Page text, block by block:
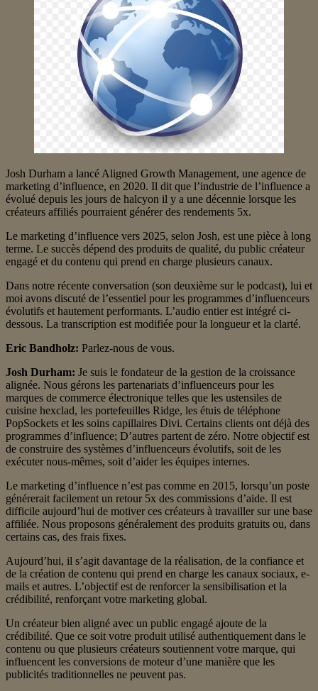
Josh Durham a lancé Aligned Growth Management, une agence de
marketing d’influence, en 2020. Il dit que l’industrie de l’influence a
évolué depuis les jours de halcyon il y a une décennie lorsque les
créateurs affiliés pourraient générer des rendements 5x.
Le marketing d’influence vers 2025, selon Josh, est une pièce à long
terme. Le succès dépend des produits de qualité, du public créateur
engagé et du contenu qui prend en charge plusieurs canaux.
Dans notre récente conversation (son deuxième sur le podcast), lui et
moi avons discuté de l’essentiel pour les programmes d’influenceurs
évolutifs et hautement performants. L’audio entier est intégré ci-
dessous. La transcription est modifiée pour la longueur et la clarté.
Eric Bandholz: Parlez-nous de vous.
Josh Durham: Je suis le fondateur de la gestion de la croissance
alignée. Nous gérons les partenariats d’influenceurs pour les
marques de commerce électronique telles que les ustensiles de
cuisine hexclad, les portefeuilles Ridge, les étuis de téléphone
PopSockets et les soins capillaires Divi. Certains clients ont déjà des
programmes d’influence; D’autres partent de zéro. Notre objectif est
de construire des systèmes d’influenceurs évolutifs, soit de les
exécuter nous-mêmes, soit d’aider les équipes internes.
Le marketing d’influence n’est pas comme en 2015, lorsqu’un poste
générerait facilement un retour 5x des commissions d’aide. Il est
difficile aujourd’hui de motiver ces créateurs à travailler sur une base
affiliée. Nous proposons généralement des produits gratuits ou, dans
certains cas, des frais fixes.
Aujourd’hui, il s’agit davantage de la réalisation, de la confiance et
de la création de contenu qui prend en charge les canaux sociaux, e-
mails et autres. L’objectif est de renforcer la sensibilisation et la
crédibilité, renforçant votre marketing global.
Un créateur bien aligné avec un public engagé ajoute de la
crédibilité. Que ce soit votre produit utilisé authentiquement dans le
contenu ou que plusieurs créateurs soutiennent votre marque, qui
influencent les conversions de moteur d’une manière que les
publicités traditionnelles ne peuvent pas.